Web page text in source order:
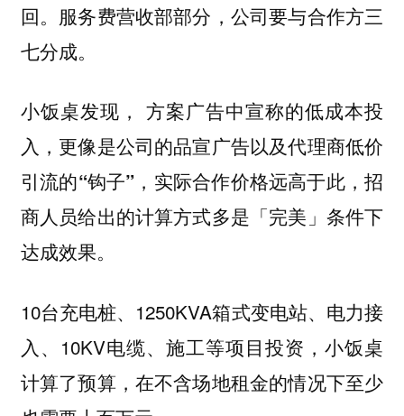
回。服务费营收部部分，公司要与合作方三
七分成。
小饭桌发现， 方案广告中宣称的低成本投
入，更像是公司的品宣广告以及代理商低价
引流的“钩子”，实际合作价格远高于此，招
商人员给出的计算方式多是「完美」条件下
达成效果。
10台充电桩、1250KVA箱式变电站、电力接
入、10KV电缆、施工等项目投资，小饭桌
计算了预算，在不含场地租金的情况下至少